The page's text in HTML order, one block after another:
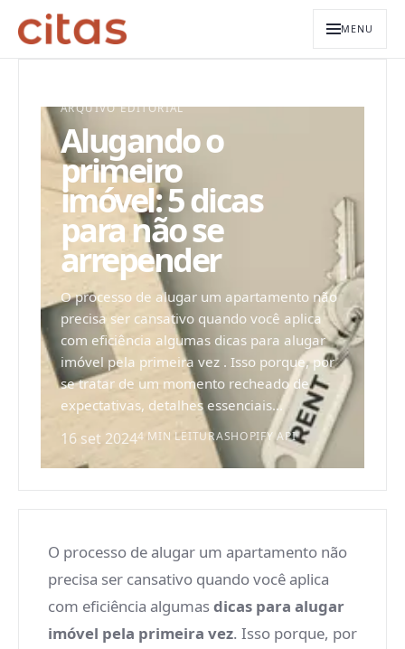
MENU
ARQUIVO EDITORIAL
Alugando o
primeiro
imóvel: 5 dicas
para não se
arrepender
O processo de alugar um apartamento não
precisa ser cansativo quando você aplica
com eficiência algumas dicas para alugar
imóvel pela primeira vez . Isso porque, por
se tratar de um momento recheado de
expectativas, detalhes essenciais...
16 set 20244 MIN LEITURASHOPIFY API
O processo de alugar um apartamento não
precisa ser cansativo quando você aplica
com eficiência algumasdicas para alugar
imóvel pela primeira vez. Isso porque, por